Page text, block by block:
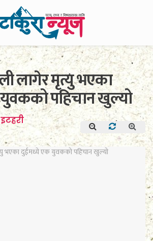
लागेर मृत्यु भएका
पहिचान खुल्यो